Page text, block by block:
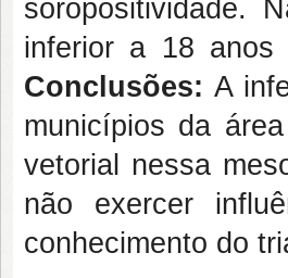
soropositividade.
inferior a 18 anos
Conclusões:A
municípios da
vetorial nessa
não exercer
conhecimento do